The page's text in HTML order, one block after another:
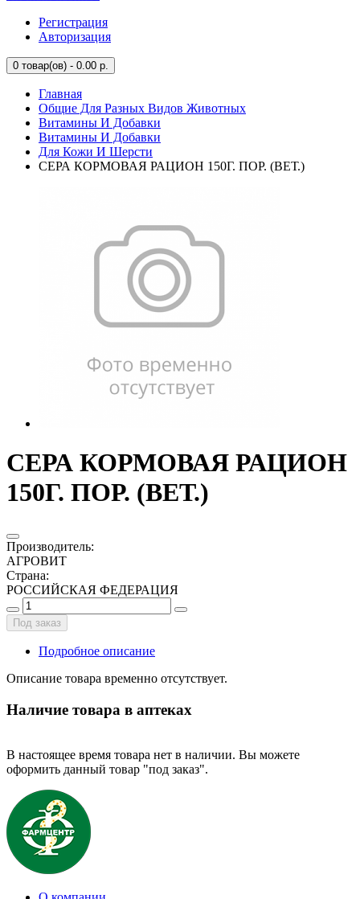
Регистрация
Авторизация
0 товар(ов) - 0.00 р.
Главная
Общие Для Разных Видов Животных
Витамины И Добавки
Витамины И Добавки
Для Кожи И Шерсти
СЕРА КОРМОВАЯ РАЦИОН 150Г. ПОР. (ВЕТ.)
СЕРА КОРМОВАЯ РАЦИОН
150Г. ПОР. (ВЕТ.)
Производитель:
АГРОВИТ
Страна:
РОССИЙСКАЯ ФЕДЕРАЦИЯ
Под заказ
Подробное описание
Описание товара временно отсутствует.
Наличие товара в аптеках
В настоящее время товара нет в наличии. Вы можете
оформить данный товар "под заказ".